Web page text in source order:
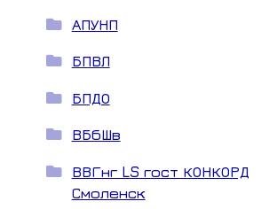
АПУНП
БПВЛ
БПДО
ВБбШв
ВВГнг LS гост КОНКОРД
Смоленск